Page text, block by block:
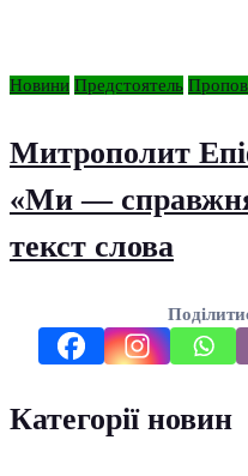
Новини Предстоятель
Митрополит
«Ми —
текст слова
Категорії новин